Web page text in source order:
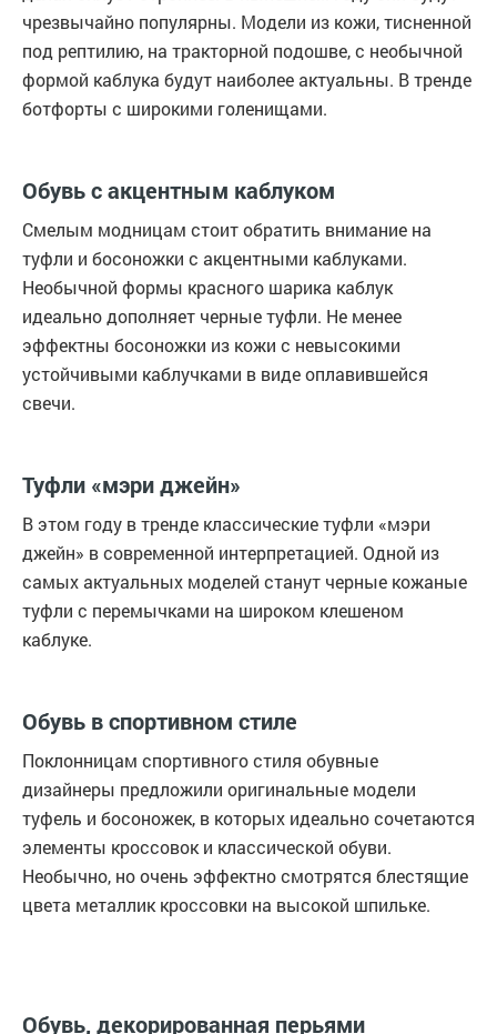
чрезвычайно популярны. Модели из кожи, тисненной
под рептилию, на тракторной подошве, с необычной
формой каблука будут наиболее актуальны. В тренде
ботфорты с широкими голенищами.
Обувь с акцентным каблуком
Смелым модницам стоит обратить внимание на
туфли и босоножки с акцентными каблуками.
Необычной формы красного шарика каблук
идеально дополняет черные туфли. Не менее
эффектны босоножки из кожи с невысокими
устойчивыми каблучками в виде оплавившейся
свечи.
Туфли «мэри джейн»
В этом году в тренде классические туфли «мэри
джейн» в современной интерпретацией. Одной из
самых актуальных моделей станут черные кожаные
туфли с перемычками на широком клешеном
каблуке.
Обувь в спортивном стиле
Поклонницам спортивного стиля обувные
дизайнеры предложили оригинальные модели
туфель и босоножек, в которых идеально сочетаются
элементы кроссовок и классической обуви.
Необычно, но очень эффектно смотрятся блестящие
цвета металлик кроссовки на высокой шпильке.
Обувь, декорированная перьями